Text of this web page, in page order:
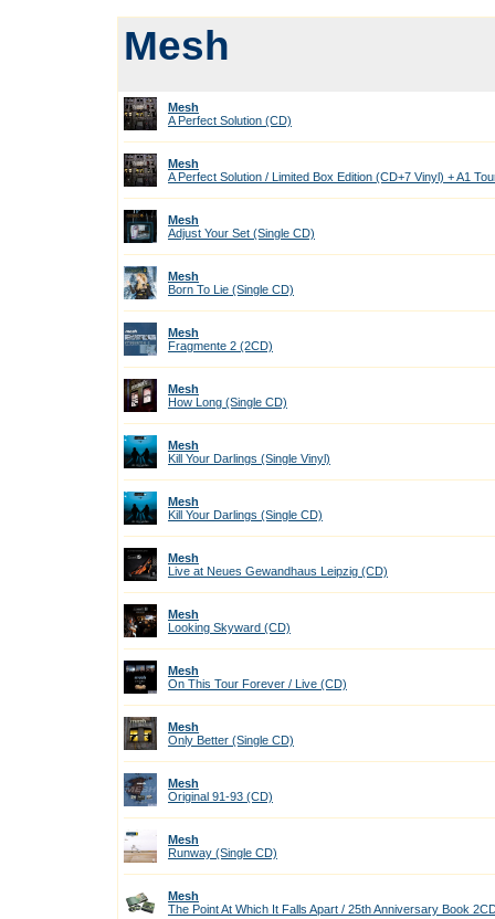
Mesh
Mesh
A Perfect Solution (CD)
Mesh
A Perfect Solution / Limited Box Edition (CD+7 Vinyl) + A1
Mesh
Adjust Your Set (Single CD)
Mesh
Born To Lie (Single CD)
Mesh
Fragmente 2 (2CD)
Mesh
How Long (Single CD)
Mesh
Kill Your Darlings (Single Vinyl)
Mesh
Kill Your Darlings (Single CD)
Mesh
Live at Neues Gewandhaus Leipzig (CD)
Mesh
Looking Skyward (CD)
Mesh
On This Tour Forever / Live (CD)
Mesh
Only Better (Single CD)
Mesh
Original 91-93 (CD)
Mesh
Runway (Single CD)
Mesh
The Point At Which It Falls Apart / 25th Anniversary Book